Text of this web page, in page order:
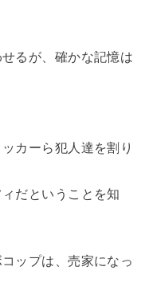
るが、確かな記憶は
カーら犯人達を割り
だということを知
ップは、売家になっ